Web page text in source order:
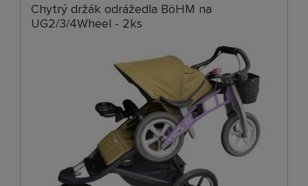
Chytrý držák odrážedla BöHM na
UG2/3/4Wheel - 2ks